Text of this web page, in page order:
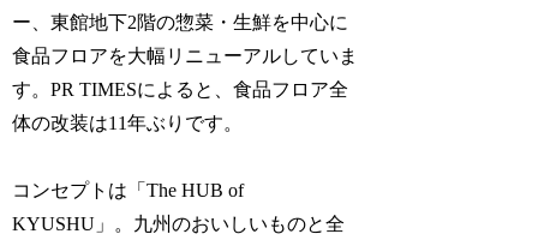
ー、東館地下2階の惣菜・生鮮を中心に
食品フロアを大幅リニューアルしていま
す。PR TIMESによると、食品フロア全
体の改装は11年ぶりです。
コンセプトは「The HUB of
KYUSHU」。九州のおいしいものと全